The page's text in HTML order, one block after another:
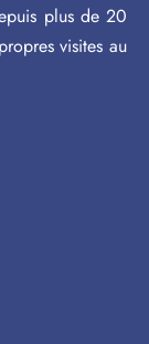
plus de 20
visites au